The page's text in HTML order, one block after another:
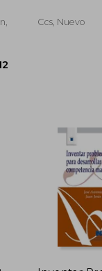
Ccs, Nuevo